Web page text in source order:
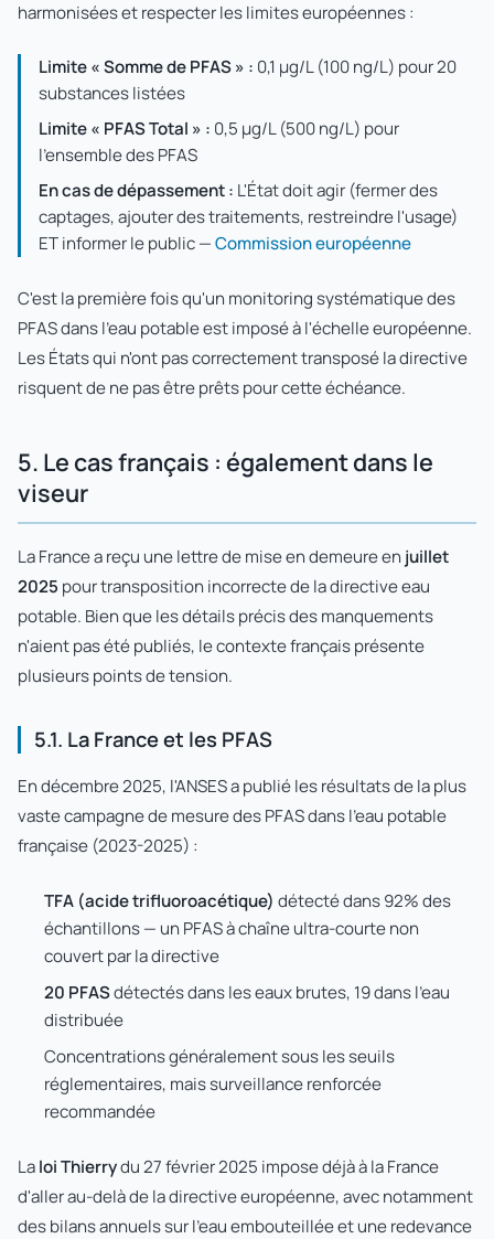
harmonisées et respecter les limites européennes :
Limite « Somme de PFAS » : 0,1 µg/L (100 ng/L) pour 20
substances listées
Limite « PFAS Total » : 0,5 µg/L (500 ng/L) pour
l'ensemble des PFAS
En cas de dépassement : L'État doit agir (fermer des
captages, ajouter des traitements, restreindre l'usage)
ET informer le public —Commission européenne
C'est la première fois qu'un monitoring systématique des
PFAS dans l'eau potable est imposé à l'échelle européenne.
Les États qui n'ont pas correctement transposé la directive
risquent de ne pas être prêts pour cette échéance.
5. Le cas français : également dans le
viseur
La France a reçu une lettre de mise en demeure enjuillet
2025 pour transposition incorrecte de la directive eau
potable. Bien que les détails précis des manquements
n'aient pas été publiés, le contexte français présente
plusieurs points de tension.
5.1. La France et les PFAS
En décembre 2025, l'ANSES a publié les résultats de la plus
vaste campagne de mesure des PFAS dans l'eau potable
française (2023-2025) :
TFA (acide trifluoroacétique) détecté dans 92% des
échantillons — un PFAS à chaîne ultra-courte non
couvert par la directive
20 PFASdétectés dans les eaux brutes, 19 dans l'eau
distribuée
Concentrations généralement sous les seuils
réglementaires, mais surveillance renforcée
recommandée
Laloi Thierrydu 27 février 2025 impose déjà à la France
d'aller au-delà de la directive européenne, avec notamment
des bilans annuels sur l'eau embouteillée et une redevance